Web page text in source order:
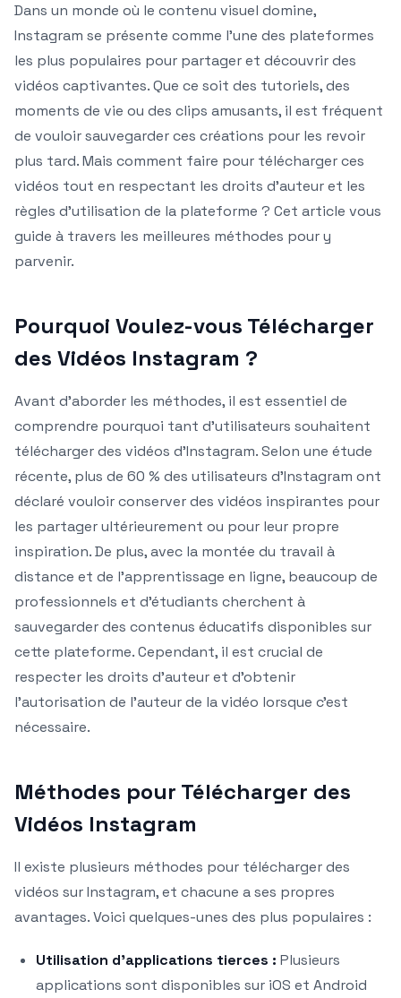
Dans un monde où le contenu visuel domine,
Instagram se présente comme l’une des plateformes
les plus populaires pour partager et découvrir des
vidéos captivantes. Que ce soit des tutoriels, des
moments de vie ou des clips amusants, il est fréquent
de vouloir sauvegarder ces créations pour les revoir
plus tard. Mais comment faire pour télécharger ces
vidéos tout en respectant les droits d’auteur et les
règles d’utilisation de la plateforme ? Cet article vous
guide à travers les meilleures méthodes pour y
parvenir.
Pourquoi Voulez-vous Télécharger
des Vidéos Instagram ?
Avant d’aborder les méthodes, il est essentiel de
comprendre pourquoi tant d’utilisateurs souhaitent
télécharger des vidéos d’Instagram. Selon une étude
récente, plus de 60 % des utilisateurs d’Instagram ont
déclaré vouloir conserver des vidéos inspirantes pour
les partager ultérieurement ou pour leur propre
inspiration. De plus, avec la montée du travail à
distance et de l’apprentissage en ligne, beaucoup de
professionnels et d’étudiants cherchent à
sauvegarder des contenus éducatifs disponibles sur
cette plateforme. Cependant, il est crucial de
respecter les droits d’auteur et d’obtenir
l’autorisation de l’auteur de la vidéo lorsque c’est
nécessaire.
Méthodes pour Télécharger des
Vidéos Instagram
Il existe plusieurs méthodes pour télécharger des
vidéos sur Instagram, et chacune a ses propres
avantages. Voici quelques-unes des plus populaires :
Utilisation d’applications tierces : Plusieurs
applications sont disponibles sur iOS et Android